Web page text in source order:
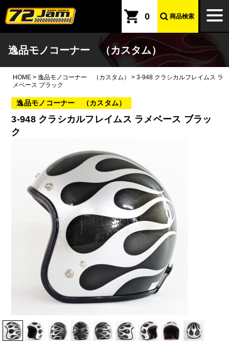
本文へ
0 商品検索
逸品モノコーナー （カスタム）
HOME > 逸品モノコーナー （カスタム） > 3-948 クラシカルフレイムス ラ
メベース ブラック
逸品モノコーナー （カスタム）
3-948 クラシカルフレイムス ラメベース ブラッ
ク